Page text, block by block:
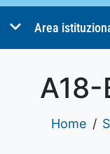
Area
Home